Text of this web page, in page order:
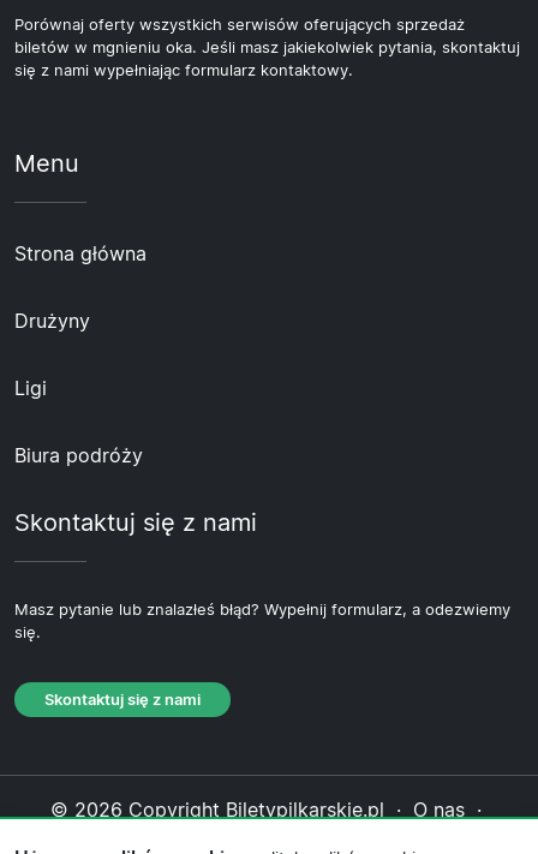
Porównaj oferty wszystkich serwisów oferujących sprzedaż
biletów w mgnieniu oka. Jeśli masz jakiekolwiek pytania, skontaktuj
się z nami wypełniając formularz kontaktowy.
Menu
Strona główna
Drużyny
Ligi
Biura podróży
Skontaktuj się z nami
Masz pytanie lub znalazłeś błąd? Wypełnij formularz, a odezwiemy
się.
Skontaktuj się z nami
© 2026 Copyright Biletypilkarskie.pl · O nas ·